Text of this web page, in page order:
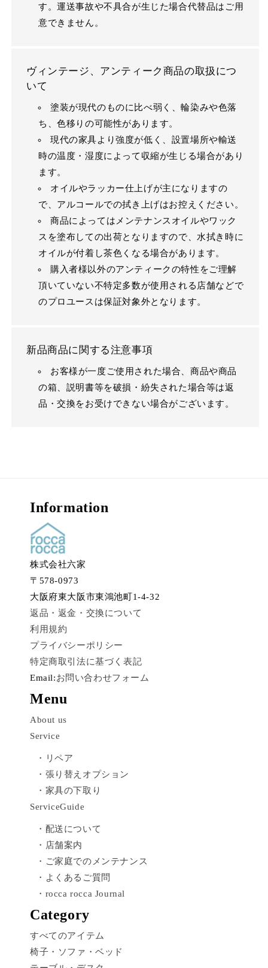
す。運送事故や不具合が生じた場合代替品はご用
意できません。
ヴィンテージ、アンティーク商品の取扱につ
いて
塗装が現代のものに比べ弱く、輪染みや色落
ち、色移りの可能性があります。
現代の家具より強度が低く、設置場所や輸送
時の温度・湿度によって収縮が生じる場合があり
ます。
オイルやラッカー仕上げが主になりますの
で、アルコールでの拭き上げはお控えください。
商品によってはメンテナンスオイルやワック
スを塗布しての出荷となりますので、水拭き時に
オイルが付着し茶色くなる場合があります。
購入者様以外のアンティークの特性をご理解
頂いていない不特定多数が使用される店舗などで
のプロユースは保証対象外となります。
新品商品に関する注意事項
お客様が一度ご使用された場合、商品や商品
の箱、説明書等を破損・紛失された場合等は返
品・交換をお受けできない場合がございます。
Information
株式会社六家
〒578-0973
大阪府東大阪市東鴻池町1-4-32
返品・返金・交換について
利用規約
プライバシーポリシー
特定商取引法に基づく表記
Email:お問い合わせフォーム
Menu
About us
Service
・リペア
・張り替えオプション
・家具の下取り
ServiceGuide
・配送について
・店舗案内
・ご家庭でのメンテナンス
・よくあるご質問
・rocca rocca Journal
Category
すべてのアイテム
椅子・ソファ・ベッド